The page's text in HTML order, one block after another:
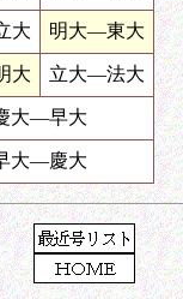
大 明大―東大
大 立大―法大
大―早大
大―慶大